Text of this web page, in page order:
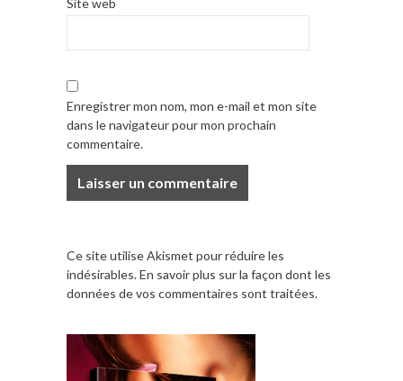
Site web
Enregistrer mon nom, mon e-mail et mon site
dans le navigateur pour mon prochain
commentaire.
Ce site utilise Akismet pour réduire les
indésirables.En savoir plus sur la façon dont les
données de vos commentaires sont traitées.